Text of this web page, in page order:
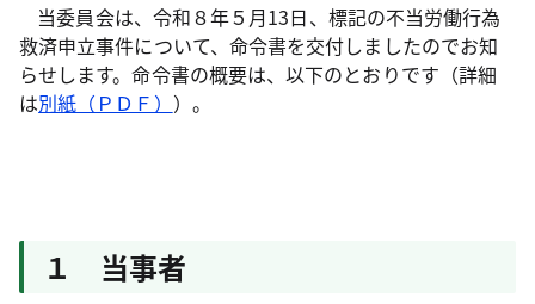
当委員会は、令和８年５月13日、標記の不当労働行為
救済申立事件について、命令書を交付しましたのでお知
らせします。命令書の概要は、以下のとおりです（詳細
は別紙（ＰＤＦ） ）。
１ 当事者